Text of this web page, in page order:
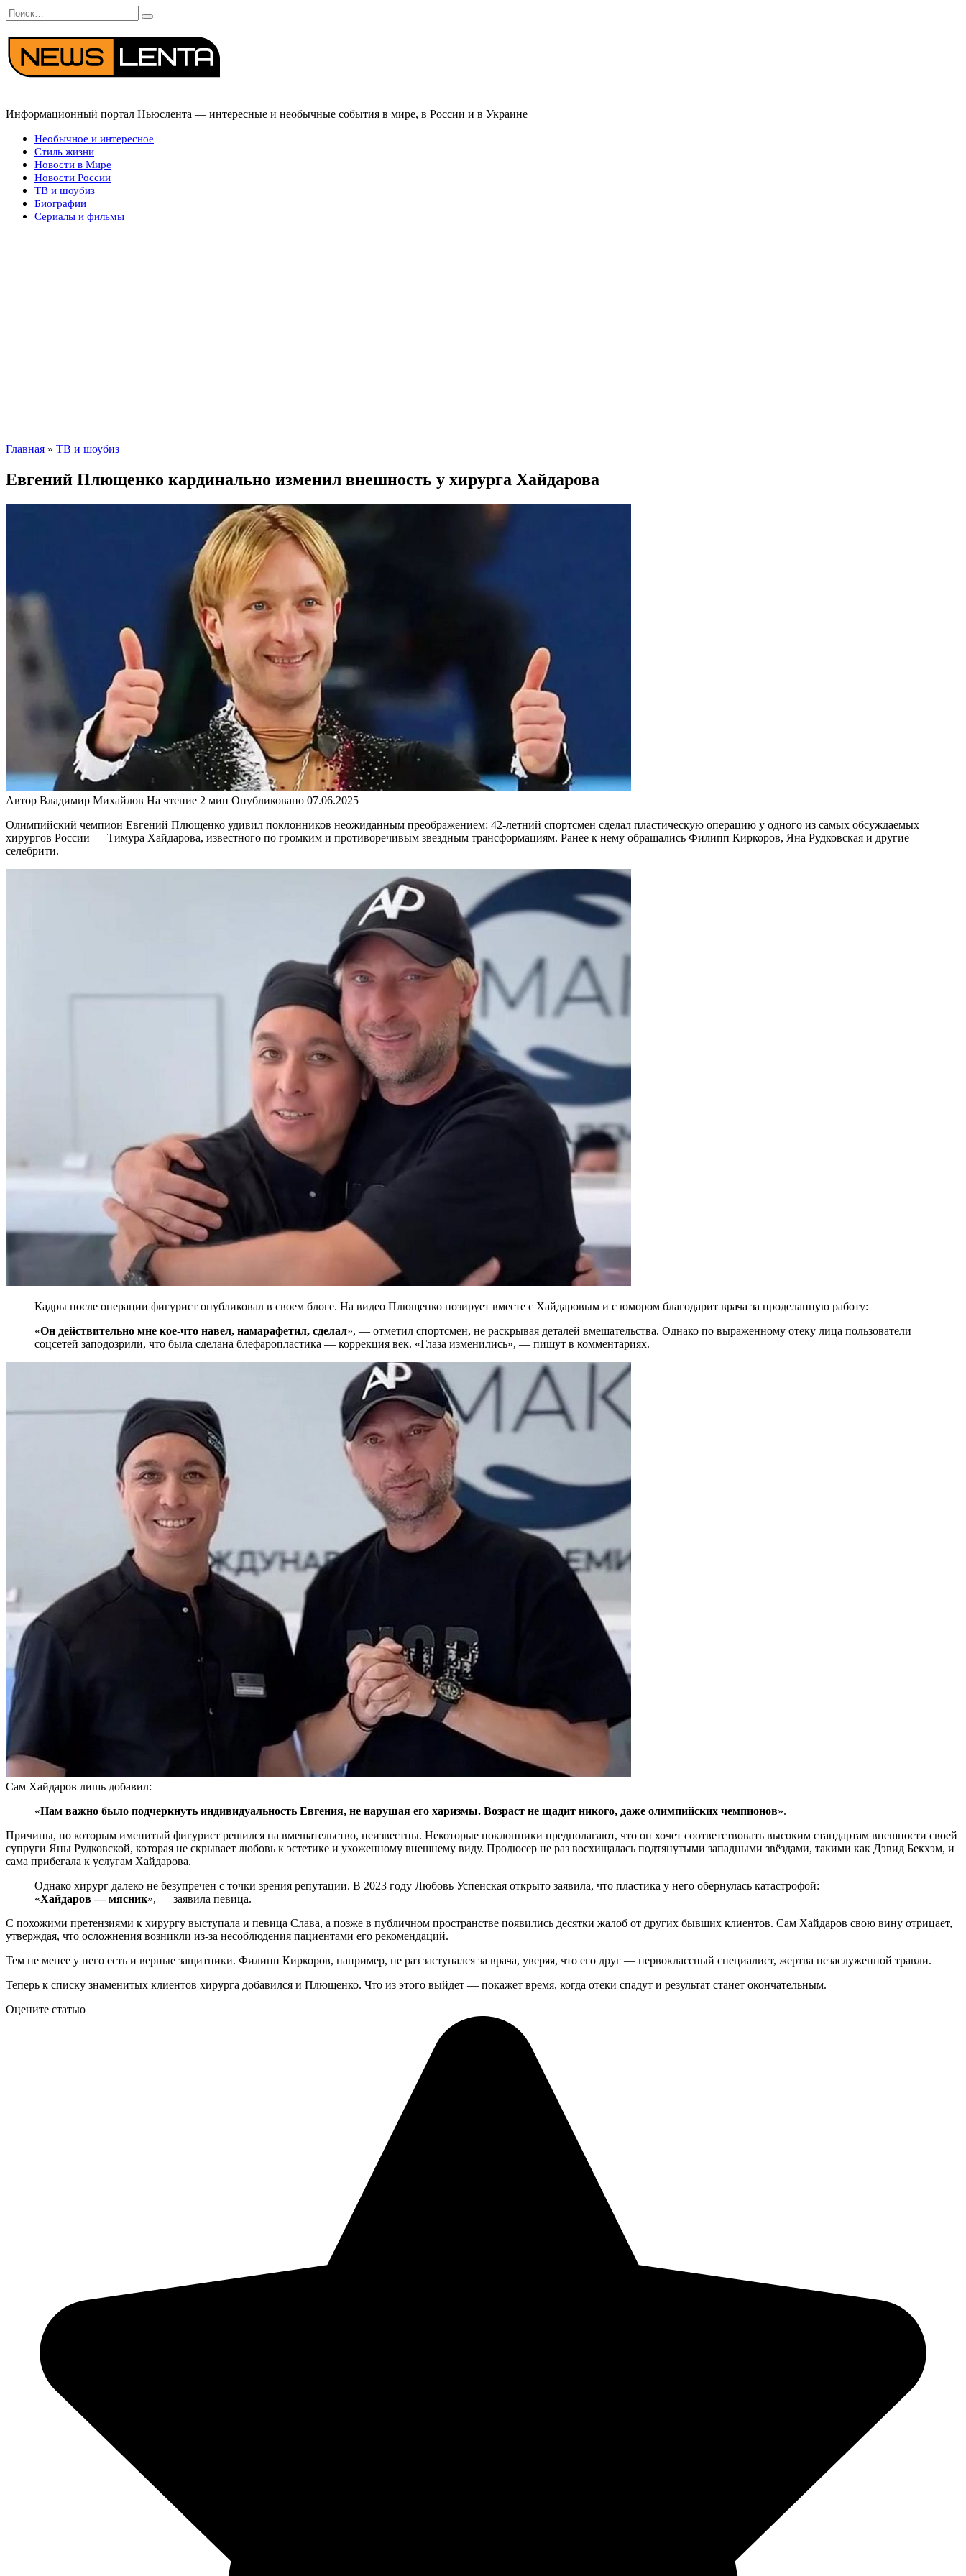
Перейти
к
содержанию
Search
for:
Информационный портал Ньюслента — интересные и необычные события в мире, в России и в Украине
Необычное и интересное
Стиль жизни
Новости в Мире
Новости России
ТВ и шоубиз
Биографии
Сериалы и фильмы
Главная » ТВ и шоубиз
Евгений Плющенко кардинально изменил внешность у хирурга Хайдарова
Автор Владимир Михайлов На чтение 2 мин Опубликовано 07.06.2025
Олимпийский чемпион Евгений Плющенко удивил поклонников неожиданным преображением: 42-летний спортсмен сделал пластическую операцию у одного из самых обсуждаемых
хирургов России — Тимура Хайдарова, известного по громким и противоречивым звездным трансформациям. Ранее к нему обращались Филипп Киркоров, Яна Рудковская и другие
селебрити.
Кадры после операции фигурист опубликовал в своем блоге. На видео Плющенко позирует вместе с Хайдаровым и с юмором благодарит врача за проделанную работу:
«Он действительно мне кое-что навел, намарафетил, сделал», — отметил спортсмен, не раскрывая деталей вмешательства. Однако по выраженному отеку лица пользователи
соцсетей заподозрили, что была сделана блефаропластика — коррекция век. «Глаза изменились», — пишут в комментариях.
Сам Хайдаров лишь добавил:
«Нам важно было подчеркнуть индивидуальность Евгения, не нарушая его харизмы. Возраст не щадит никого, даже олимпийских чемпионов».
Причины, по которым именитый фигурист решился на вмешательство, неизвестны. Некоторые поклонники предполагают, что он хочет соответствовать высоким стандартам внешности своей
супруги Яны Рудковской, которая не скрывает любовь к эстетике и ухоженному внешнему виду. Продюсер не раз восхищалась подтянутыми западными звёздами, такими как Дэвид Бекхэм, и
сама прибегала к услугам Хайдарова.
Однако хирург далеко не безупречен с точки зрения репутации. В 2023 году Любовь Успенская открыто заявила, что пластика у него обернулась катастрофой:
«Хайдаров — мясник», — заявила певица.
С похожими претензиями к хирургу выступала и певица Слава, а позже в публичном пространстве появились десятки жалоб от других бывших клиентов. Сам Хайдаров свою вину отрицает,
утверждая, что осложнения возникли из-за несоблюдения пациентами его рекомендаций.
Тем не менее у него есть и верные защитники. Филипп Киркоров, например, не раз заступался за врача, уверяя, что его друг — первоклассный специалист, жертва незаслуженной травли.
Теперь к списку знаменитых клиентов хирурга добавился и Плющенко. Что из этого выйдет — покажет время, когда отеки спадут и результат станет окончательным.
Оцените статью